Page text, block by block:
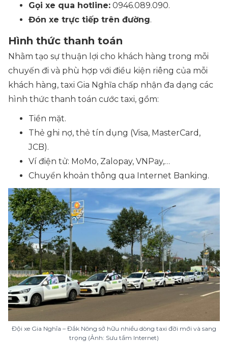
Gọi xe qua hotline: 0946.089.090.
Đón xe trực tiếp trên đường.
Hình thức thanh toán
Nhằm tạo sự thuận lợi cho khách hàng trong mỗi
chuyến đi và phù hợp với điều kiện riêng của mỗi
khách hàng, taxi Gia Nghĩa chấp nhận đa dạng các
hình thức thanh toán cước taxi, gồm:
Tiền mặt.
Thẻ ghi nợ, thẻ tín dụng (Visa, MasterCard,
JCB).
Ví điện tử: MoMo, Zalopay, VNPay,…
Chuyển khoản thông qua Internet Banking.
Đội xe Gia Nghĩa – Đắk Nông sở hữu nhiều dòng taxi đời mới và sang
trọng (Ảnh: Sưu tầm Internet)